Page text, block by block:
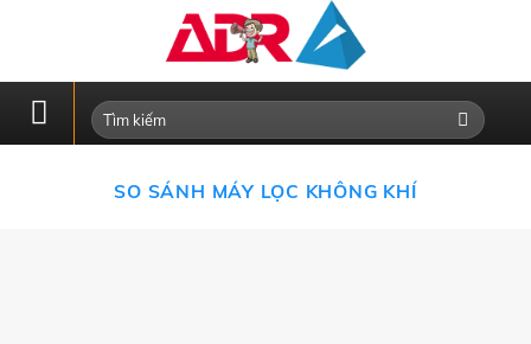
SO SÁNH MÁY LỌC KHÔNG KHÍ